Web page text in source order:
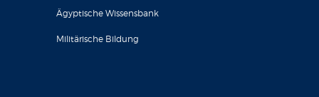
Ägyptische Wissensbank
Militärische Bildung